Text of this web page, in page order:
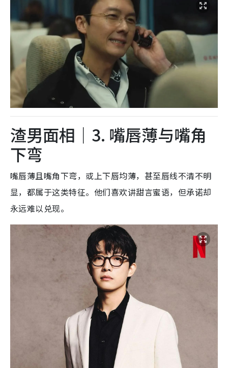
渣男面相｜3. 嘴唇薄与嘴角
下弯
嘴唇薄且嘴角下弯，或上下唇均薄，甚至唇线不清不明
显，都属于这类特征。他们喜欢讲甜言蜜语，但承诺却
永远难以兑现。